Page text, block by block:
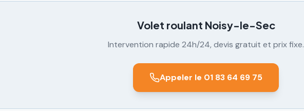
Volet roulant Noisy-le-Sec
Intervention rapide 24h/24, devis gratuit et prix fixe.
Appeler le 01 83 64 69 75